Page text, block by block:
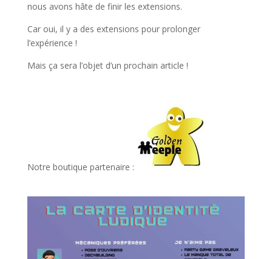
nous avons hâte de finir les extensions.
Car oui, il y a des extensions pour prolonger
l’expérience !
Mais ça sera l’objet d’un prochain article !
Notre boutique partenaire :